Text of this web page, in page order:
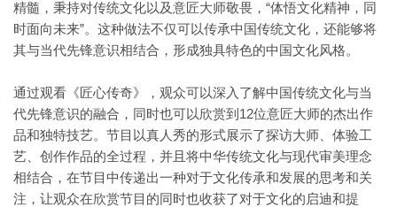
精髓，秉持对传统文化以及意匠大师敬畏，“体悟文化精神，同
时面向未来”。这种做法不仅可以传承中国传统文化，还能够将
其与当代先锋意识相结合，形成独具特色的中国文化风格。
通过观看《匠心传奇》，观众可以深入了解中国传统文化与当
代先锋意识的融合，同时也可以欣赏到12位意匠大师的杰出作
品和独特技艺。节目以真人秀的形式展示了探访大师、体验工
艺、创作作品的全过程，并且将中华传统文化与现代审美理念
相结合，在节目中传递出一种对于文化传承和发展的思考和关
注，让观众在欣赏节目的同时也收获了对于文化的启迪和提